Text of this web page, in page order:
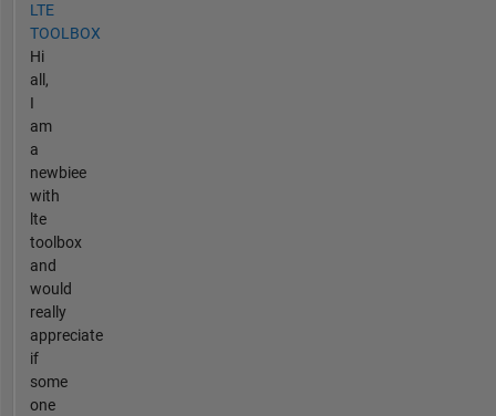
LTE
TOOLBOX
Hi
all,
I
am
a
newbiee
with
lte
toolbox
and
would
really
appreciate
if
some
one